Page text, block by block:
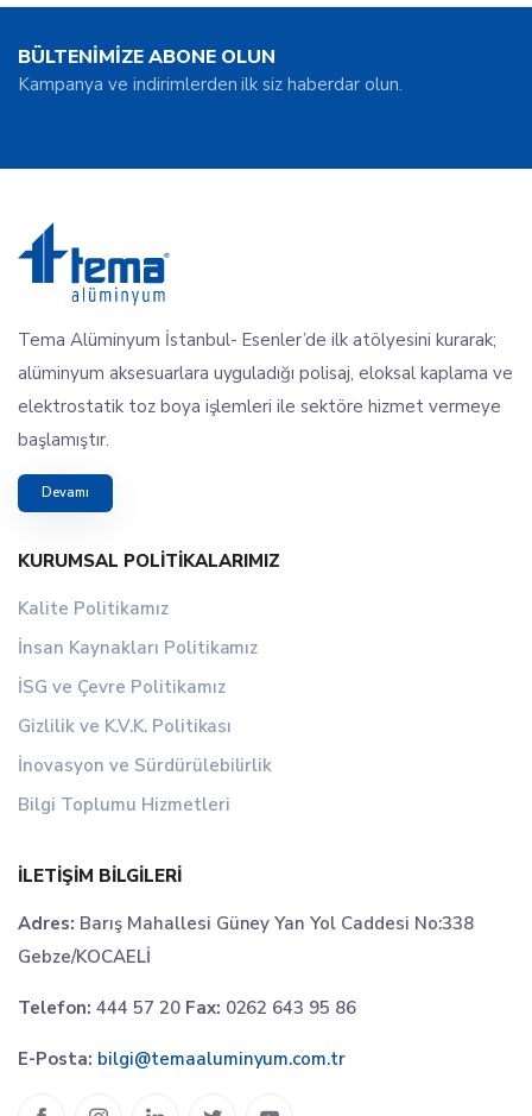
BÜLTENİMİZE ABONE OLUN
Kampanya ve indirimlerden ilk siz haberdar olun.
Tema Alüminyum İstanbul- Esenler’de ilk atölyesini kurarak;
alüminyum aksesuarlara uyguladığı polisaj, eloksal kaplama ve
elektrostatik toz boya işlemleri ile sektöre hizmet vermeye
başlamıştır.
Devamı
KURUMSAL POLITIKALARIMIZ
Kalite Politikamız
İnsan Kaynakları Politikamız
İSG ve Çevre Politikamız
Gizlilik ve K.V.K. Politikası
İnovasyon ve Sürdürülebilirlik
Bilgi Toplumu Hizmetleri
İLETIŞIM BILGILERI
Adres: Barış Mahallesi Güney Yan Yol Caddesi No:338
Gebze/KOCAELİ
Telefon: 444 57 20 Fax: 0262 643 95 86
E-Posta: bilgi@temaaluminyum.com.tr